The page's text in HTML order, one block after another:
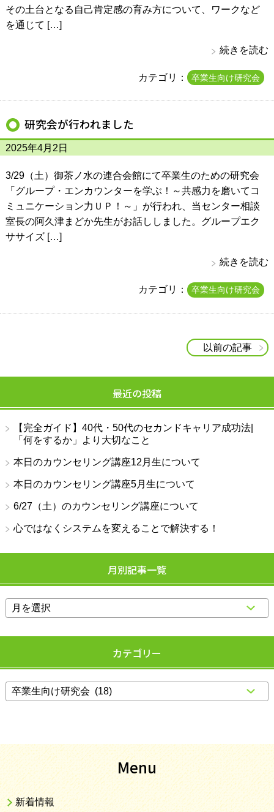
その土台となる自己肯定感の育み方について、ワークなど
を通じて […]
続きを読む
カテゴリ： 卒業生向け研究会
研究会が行われました
2025年4月2日
3/29（土）御茶ノ水の連合会館にて卒業生のための研究会
「グループ・エンカウンターを学ぶ！～共感力を磨いてコ
ミュニケーション力ＵＰ！～」が行われ、当センター相談
室長の阿久津まどか先生がお話ししました。グループエク
ササイズ […]
続きを読む
カテゴリ： 卒業生向け研究会
以前の記事
最近の投稿
【完全ガイド】40代・50代のセカンドキャリア成功法|
「何をするか」より大切なこと
本日のカウンセリング講座12月生について
本日のカウンセリング講座5月生について
6/27（土）のカウンセリング講座について
心ではなくシステムを変えることで解決する！
月別記事一覧
カテゴリー
Menu
新着情報